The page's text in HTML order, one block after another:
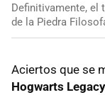
Definitivamente, el
de la Piedra
Aciertos que se
Hogwarts